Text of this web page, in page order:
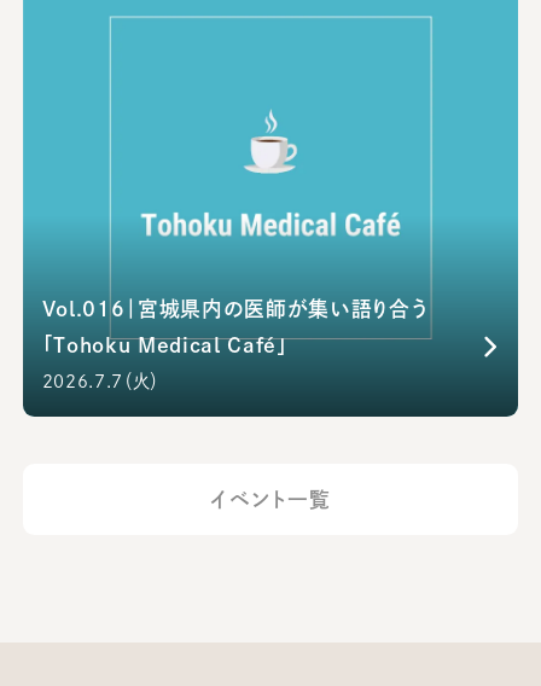
Vol.016｜宮城県内の医師が集い語り合う
「Tohoku Medical Café」
2026.7.7（火）
イベント一覧